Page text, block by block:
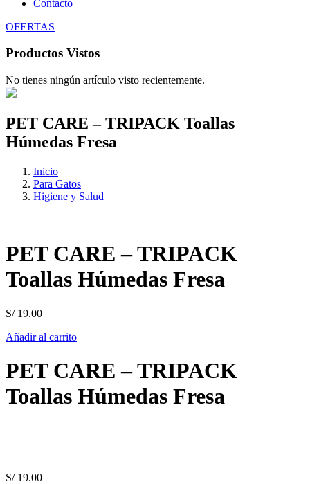
Contacto
OFERTAS
Productos Vistos
No tienes ningún artículo visto recientemente.
PET CARE – TRIPACK Toallas
Húmedas Fresa
Inicio
Para Gatos
Higiene y Salud
PET CARE – TRIPACK
Toallas Húmedas Fresa
S/19.00
Añadir al carrito
PET CARE – TRIPACK
Toallas Húmedas Fresa
S/19.00